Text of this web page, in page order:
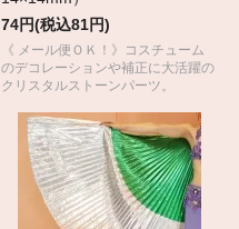
74円(税込81円)
《 メール便ＯＫ！》コスチューム
のデコレーションや補正に大活躍の
クリスタルストーンパーツ。